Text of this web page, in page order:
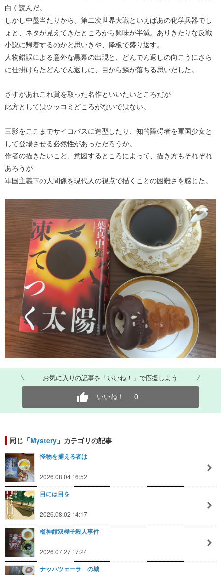
白く読んだ。
しかし中盤当たりから、第二次世界大戦といえばあの化学兵器でし
ょと、ネタが見えてきたところから興味が半減。ありきたりな反戦
小説に帰着するのかと思いきや、降板で盛り返す。
人物錯誤による意外な黒幕の出現と、どんでん返しの向こうにさら
に仕掛けらたどんでん返しに、目から鱗が落ちる思いだした。
さすがあれこれ賞を取った名作といいたいところだが
此方としてはツッコミどころがないではない。
三影をここまでサイコパスに造型したり、知的障碍者を軍国少女と
して登場させる必然性があっただろうか。
作者の描きたいこと、意図するところによって、描き方もそれぞれ
あろうが
軍国主義下の人間像を現代人の視点で描くことの困難さを感じた。
お気に入りの記事を「いいね！」で応援しよう
いいね！ 0
同じ「Mystery 」カテゴリの記事
怪物を捕える者は
2026.08.04 16:52
目には目を
2026.08.02 14:17
檻神館双極子殺人事件
2026.07.27 17:24
ナッハツェーラ―の城